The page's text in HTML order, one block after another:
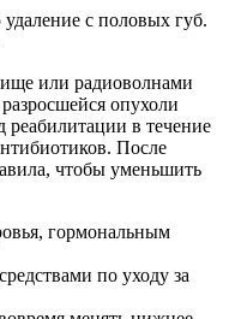
с половых губ.
или радиоволнами
опухоли
в течение
После
чтобы уменьшить
гормональным
по уходу за